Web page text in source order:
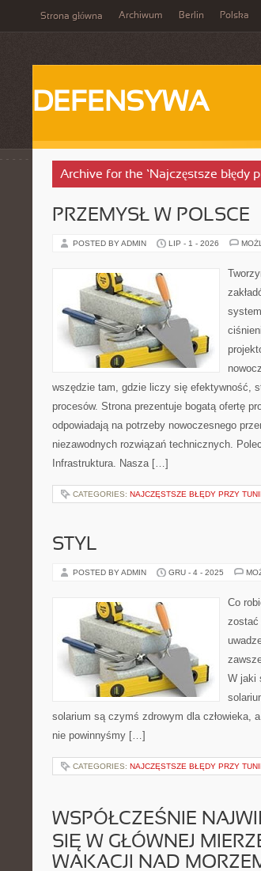
Strona główna Archiwum Berlin Polska
DEFENSYWA
Archive for the ‘Najczęstsze błędy
PRZEMYSŁ W POLSCE
POSTED BY ADMIN LIP - 1 - 2026
wszędzie tam, gdzie liczy się efektywność,
procesów. Strona prezentuje bogatą ofertę
odpowiadają na potrzeby nowoczesnego
niezawodnych rozwiązań technicznych.
Infrastruktura. Nasza […]
CATEGORIES: NAJCZĘSTSZE BŁĘDY PRZY
STYL
POSTED BY ADMIN GRU - 4 - 2025
Co
zostać
W jaki
solarium są czymś zdrowym dla człowieka,
nie powinnyśmy […]
CATEGORIES: NAJCZĘSTSZE BŁĘDY PRZY
WSPÓŁCZEŚNIE
SIĘ W GŁÓWNEJ
WAKACJI NAD